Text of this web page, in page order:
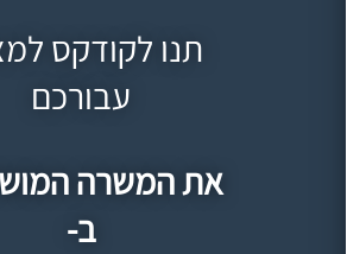
תנו לקודקס
עבורכם
את המשרה
ב-